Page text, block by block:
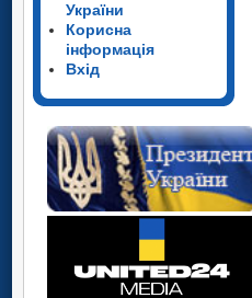
України
Корисна
інформація
Вхід